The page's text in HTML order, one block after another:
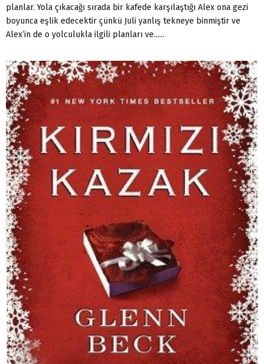
planlar. Yola çıkacağı sırada bir kafede karşılaştığı Alex ona gezi
boyunca eşlik edecektir çünkü Juli yanlış tekneye binmiştir ve
Alex’in de o yolculukla ilgili planları ve......